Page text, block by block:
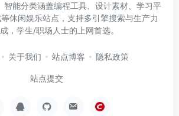
能分类涵盖编程工具、设计素材、学习平
休闲娱乐站点，支持多引擎搜索与生产力
，学生/职场人士的上网首选。
关于我们 站点博客 隐私政策
站点提交